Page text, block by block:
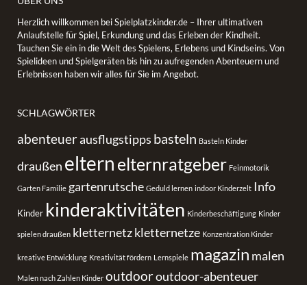
Herzlich willkommen bei Spielplatzkinder.de – Ihrer ultimativen
Anlaufstelle für Spiel, Erkundung und das Erleben der Kindheit.
Tauchen Sie ein in die Welt des Spielens, Erlebens und Kindseins. Von
Spielideen und Spielgeräten bis hin zu aufregenden Abenteuern und
Erlebnissen haben wir alles für Sie im Angebot.
SCHLAGWÖRTER
abenteuerausflugstipps basteln Basteln Kinder
draußen eltern elternratgeber Feinmotorik
Garten Familie gartenrutsche Geduld lernen indoor Kinderzelt Info
Kinder kinderaktivitäten Kinderbeschäftigung Kinder
spielen draußen kletternetzkletternetze Konzentration Kinder
kreative Entwicklung Kreativität fördern Lernspiele magazin malen
Malen nach Zahlen Kinder outdooroutdoor-abenteuer